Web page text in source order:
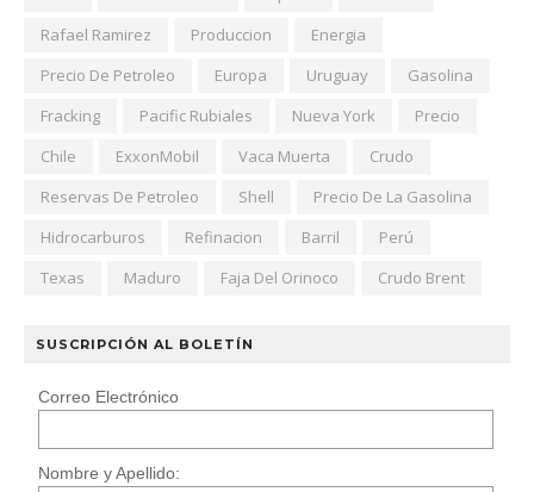
Rafael Ramirez
Produccion
Energia
Precio De Petroleo
Europa Uruguay
Gasolina
Fracking
Pacific Rubiales Nueva York
Precio
Chile
ExxonMobil Vaca Muerta
Crudo
Reservas De Petroleo
Shell
Precio De La Gasolina
Hidrocarburos
Refinacion Barril
Perú
Texas
Maduro Faja Del Orinoco Crudo Brent
SUSCRIPCIÓN AL BOLETÍN
Correo Electrónico
Nombre y Apellido: